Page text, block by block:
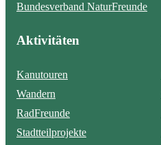
Bundesverband NaturFreunde
Aktivitäten
Kanutouren
Wandern
RadFreunde
Stadtteilprojekte